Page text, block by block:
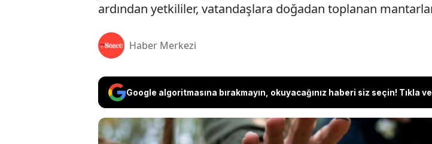
ardından yetkililer, vatandaşlara doğadan toplanan
Haber Merkezi
Google algoritmasına bırakmayın, okuyacağınız haberi siz seçin! Tıkla